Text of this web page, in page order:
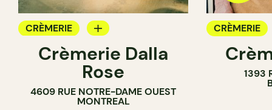
CRÈMERIE
COMPTOIR
Crèmerie Dalla
Rose
4609 RUE NOTRE-DAME OUEST
MONTREAL
CRÈMERIE
1393